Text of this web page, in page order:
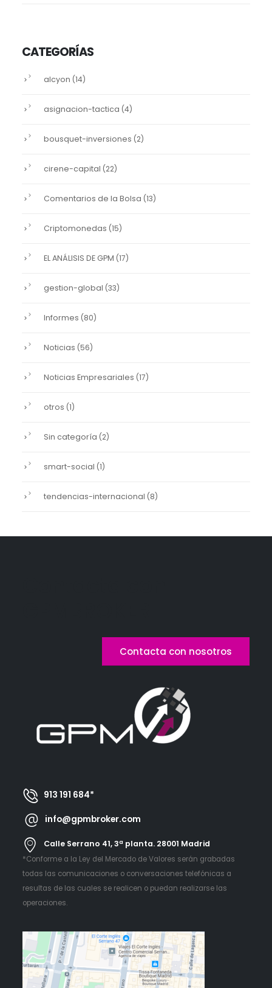
CATEGORÍAS
alcyon (14)
asignacion-tactica (4)
bousquet-inversiones (2)
cirene-capital (22)
Comentarios de la Bolsa (13)
Criptomonedas (15)
EL ANÁLISIS DE GPM (17)
gestion-global (33)
Informes (80)
Noticias (56)
Noticias Empresariales (17)
otros (1)
Sin categoría (2)
smart-social (1)
tendencias-internacional (8)
Contacta con nosotros
913 191 684*
info@gpmbroker.com
Calle Serrano 41, 3ª planta. 28001 Madrid
*Conforme a la Ley del Mercado de Valores serán grabadas
todas las comunicaciones o conversaciones telefónicas a
resultas de las cuales se realicen o puedan realizarse las
operaciones.